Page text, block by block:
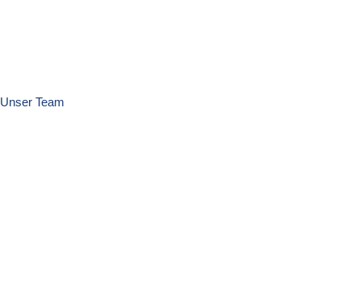
Unser Team